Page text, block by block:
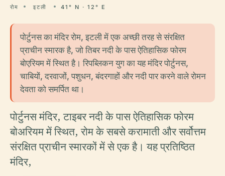
रोम इटली 41° N · 12° E
पोर्टुनस का मंदिर रोम, इटली में एक अच्छी तरह से संरक्षित
प्राचीन स्मारक है, जो तिबर नदी के पास ऐतिहासिक फोरम
बोएरियम में स्थित है। रिपब्लिकन युग का यह मंदिर पोर्टुनस,
चाबियों, दरवाजों, पशुधन, बंदरगाहों और नदी पार करने वाले रोमन
देवता को समर्पित था।
पोर्टुनस मंदिर, टाइबर नदी के पास ऐतिहासिक फोरम
बोअरियम में स्थित, रोम के सबसे करामाती और सर्वोत्तम
संरक्षित प्राचीन स्मारकों में से एक है। यह प्रतिष्ठित
मंदिर,